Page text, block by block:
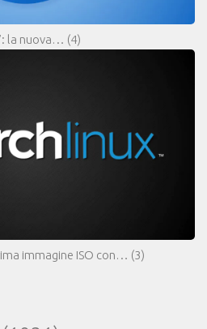
la nuova… (4)
immagine ISO con… (3)